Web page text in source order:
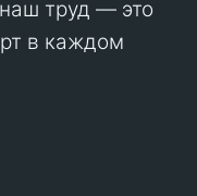
труд — это
в каждом